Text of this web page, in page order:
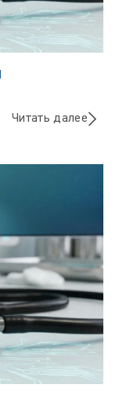
Читать далее